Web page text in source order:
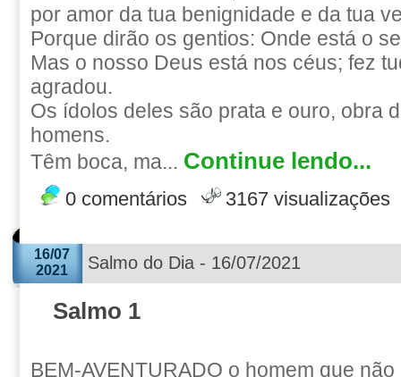
por amor da tua benignidade e da tua
Porque dirão os gentios: Onde está o
Mas o nosso Deus está nos céus; fez
agradou.
Os ídolos deles são prata e ouro, obra
homens.
Têm boca, ma... Continue lendo...
0 comentários 3167 visualizações
16/07
2021
Salmo do Dia - 16/07/2021
Salmo 1
BEM-AVENTURADO o homem que